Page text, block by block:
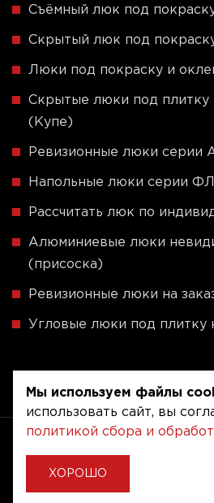
Съёмный люк под
Скрытый люк под
Люки под покраску и
Скрытые люки под
(Купе)
Ревизионные люки серии
Напольные люки серии
Рассчитать люк по
Алюминиевые люки
(присоска)
Ревизионные люки на
Угловые люки под плитку
Copyright © 2020 - 2026. Люкер,
сантехнические люки.
Разработка и продвижение -
Мы используем файлы
использовать сайт, вы
политикой сбора и
ХОРОШО